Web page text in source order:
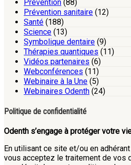
Prévention (88)
Prévention sanitaire (12)
Santé (188)
Science (13)
Symbolique dentaire (9)
Thérapies quantiques (11)
Vidéos partenaires (6)
Webconférences (11)
Webinaire à la Une (5)
Webinaires Odenth (24)
Politique de confidentialité
Odenth s’engage à protéger votre
En utilisant ce site et/ou en
vous acceptez le traitement de vos